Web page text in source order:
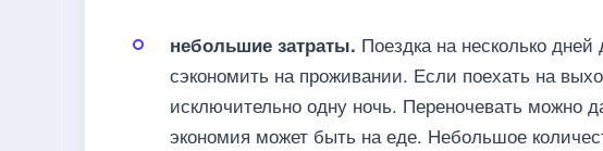
небольшие затраты. Поездка на несколько
сэкономить на проживании. Если поехать на
исключительно одну ночь. Переночевать можно
экономия может быть на еде. Небольшое